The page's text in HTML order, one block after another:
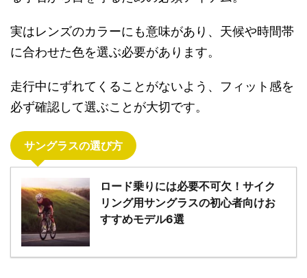
実はレンズのカラーにも意味があり、天候や時間帯
に合わせた色を選ぶ必要があります。
走行中にずれてくることがないよう、フィット感を
必ず確認して選ぶことが大切です。
サングラスの選び方
ロード乗りには必要不可欠！サイク
リング用サングラスの初心者向けお
すすめモデル6選